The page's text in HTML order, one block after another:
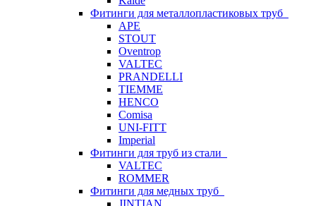
Фитинги для металлопластиковых труб
APE
STOUT
Oventrop
VALTEC
PRANDELLI
TIEMME
HENCO
Comisa
UNI-FITT
Imperial
Фитинги для труб из стали
VALTEC
ROMMER
Фитинги для медных труб
JINTIAN